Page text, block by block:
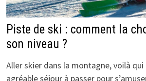
Piste de ski : comment la
son niveau ?
Aller skier dans la montagne, voilà qui
agréable séjour à passer pour